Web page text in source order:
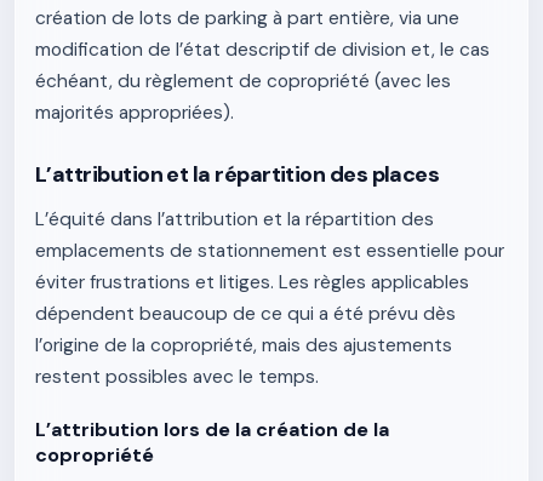
création de lots de parking à part entière, via une
modification de l’état descriptif de division et, le cas
échéant, du règlement de copropriété (avec les
majorités appropriées).
L’attribution et la répartition des places
L’équité dans l’attribution et la répartition des
emplacements de stationnement est essentielle pour
éviter frustrations et litiges. Les règles applicables
dépendent beaucoup de ce qui a été prévu dès
l’origine de la copropriété, mais des ajustements
restent possibles avec le temps.
L’attribution lors de la création de la
copropriété